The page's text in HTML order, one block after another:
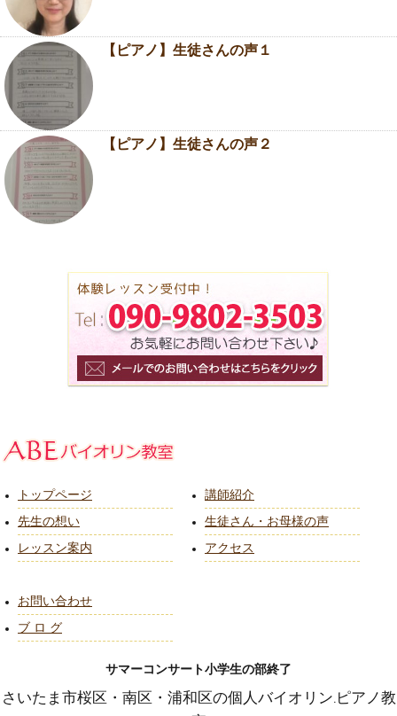
【ピアノ】生徒さんの声１
【ピアノ】生徒さんの声２
トップページ
先生の想い
レッスン案内
講師紹介
生徒さん・お母様の声
アクセス
お問い合わせ
ブ ロ グ
サマーコンサート小学生の部終了
さいたま市桜区・南区・浦和区の個人バイオリン.ピアノ教